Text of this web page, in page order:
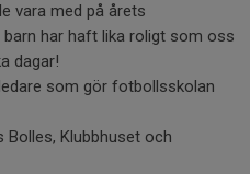
vara med på årets
har haft lika roligt som oss
dagar!
som gör fotbollsskolan
Klubbhuset och